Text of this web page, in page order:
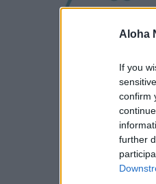
Aloha
If you
confirm
further
Για την